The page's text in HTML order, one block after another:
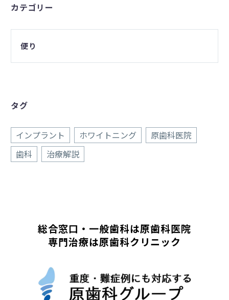
カテゴリー
便り
タグ
インプラント ホワイトニング
原歯科医院
歯科
治療解説
総合窓口・一般歯科は原歯科医院
専門治療は原歯科クリニック